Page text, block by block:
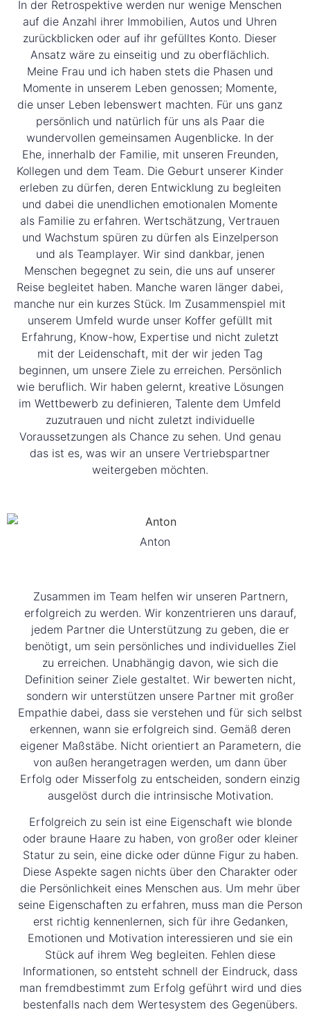
Anton
In der Retrospektive werden nur wenige Menschen
auf die Anzahl ihrer Immobilien, Autos und Uhren
zurückblicken oder auf ihr gefülltes Konto. Dieser
Ansatz wäre zu einseitig und zu oberflächlich.
Meine Frau und ich haben stets die Phasen und
Momente in unserem Leben genossen; Momente,
die unser Leben lebenswert machten. Für uns ganz
persönlich und natürlich für uns als Paar die
wundervollen gemeinsamen Augenblicke. In der
Ehe, innerhalb der Familie, mit unseren Freunden,
Kollegen und dem Team. Die Geburt unserer Kinder
erleben zu dürfen, deren Entwicklung zu begleiten
und dabei die unendlichen emotionalen Momente
als Familie zu erfahren. Wertschätzung, Vertrauen
und Wachstum spüren zu dürfen als Einzelperson
und als Teamplayer. Wir sind dankbar, jenen
Menschen begegnet zu sein, die uns auf unserer
Reise begleitet haben. Manche waren länger dabei,
manche nur ein kurzes Stück. Im Zusammenspiel mit
unserem Umfeld wurde unser Koffer gefüllt mit
Erfahrung, Know-how, Expertise und nicht zuletzt
mit der Leidenschaft, mit der wir jeden Tag
beginnen, um unsere Ziele zu erreichen. Persönlich
wie beruflich. Wir haben gelernt, kreative Lösungen
im Wettbewerb zu definieren, Talente dem Umfeld
zuzutrauen und nicht zuletzt individuelle
Voraussetzungen als Chance zu sehen. Und genau
das ist es, was wir an unsere Vertriebspartner
weitergeben möchten.
Zusammen im Team helfen wir unseren Partnern,
erfolgreich zu werden. Wir konzentrieren uns darauf,
jedem Partner die Unterstützung zu geben, die er
benötigt, um sein persönliches und individuelles Ziel
zu erreichen. Unabhängig davon, wie sich die
Definition seiner Ziele gestaltet. Wir bewerten nicht,
sondern wir unterstützen unsere Partner mit großer
Empathie dabei, dass sie verstehen und für sich selbst
erkennen, wann sie erfolgreich sind. Gemäß deren
eigener Maßstäbe. Nicht orientiert an Parametern, die
von außen herangetragen werden, um dann über
Erfolg oder Misserfolg zu entscheiden, sondern einzig
ausgelöst durch die intrinsische Motivation.
Erfolgreich zu sein ist eine Eigenschaft wie blonde
oder braune Haare zu haben, von großer oder kleiner
Statur zu sein, eine dicke oder dünne Figur zu haben.
Diese Aspekte sagen nichts über den Charakter oder
die Persönlichkeit eines Menschen aus. Um mehr über
seine Eigenschaften zu erfahren, muss man die Person
erst richtig kennenlernen, sich für ihre Gedanken,
Emotionen und Motivation interessieren und sie ein
Stück auf ihrem Weg begleiten. Fehlen diese
Informationen, so entsteht schnell der Eindruck, dass
man fremdbestimmt zum Erfolg geführt wird und dies
bestenfalls nach dem Wertesystem des Gegenübers.